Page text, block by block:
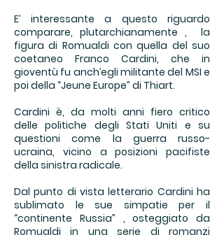
E’ interessante a questo riguardo
comparare, plutarchianamente , la
figura di Romualdi con quella del suo
coetaneo Franco Cardini, che in
gioventù fu anch’egli militante del MSI e
poi della “Jeune Europe” di Thiart.
Cardini è, da molti anni fiero critico
delle politiche degli Stati Uniti e su
questioni come la guerra russo-
ucraina, vicino a posizioni pacifiste
della sinistra radicale.
Dal punto di vista letterario Cardini ha
sublimato le sue simpatie per il
“continente Russia” , osteggiato da
Romualdi in una serie di romanzi